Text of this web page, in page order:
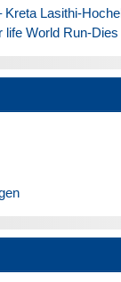
Kreta Lasithi-
life World Run-